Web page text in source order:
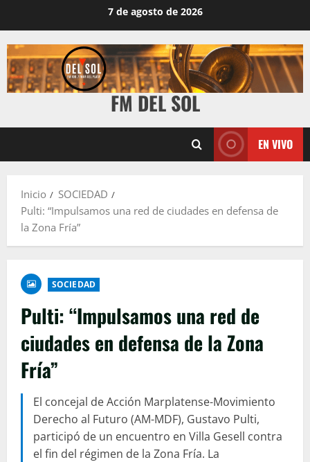
7 de agosto de 2026
FM DEL SOL
EN VIVO
Inicio
SOCIEDAD
Pulti: “Impulsamos una red de ciudades en defensa de
la Zona Fría”
SOCIEDAD
Pulti: “Impulsamos una red de
ciudades en defensa de la Zona
Fría”
El concejal de Acción Marplatense-Movimiento
Derecho al Futuro (AM-MDF), Gustavo Pulti,
participó de un encuentro en Villa Gesell contra
el fin del régimen de la Zona Fría. La